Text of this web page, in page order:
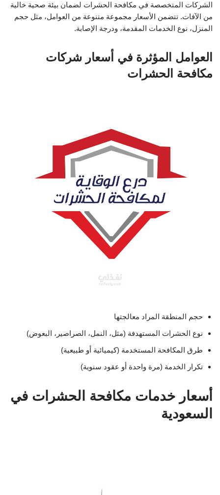
الشركات المتخصصة في مكافحة الحشرات لضمان بيئة صحية خالية
من الآفات. تتضمن الأسعار مجموعة متنوعة من العوامل، مثل حجم
المنزل، نوع الخدمات المقدمة، ودرجة الإصابة.
العوامل المؤثرة في أسعار شركات
مكافحة الحشرات
حجم المنطقة المراد معالجتها
نوع الحشرات المستهدفة (مثل، النمل، الصراصير، البعوض)
طرق المكافحة المستخدمة (كيميائية أو طبيعية)
تكرار الخدمة (مرة واحدة أو عقود سنوية)
أسعار خدمات مكافحة الحشرات في
السعودية